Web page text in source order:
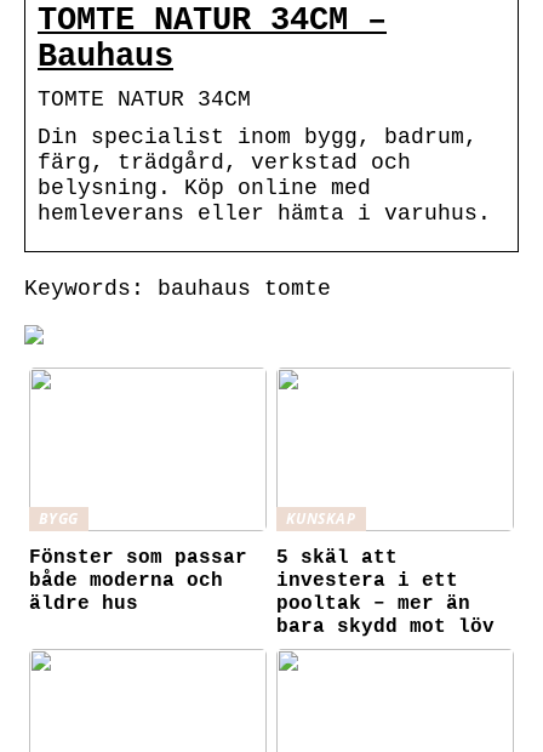
TOMTE NATUR 34CM –
Bauhaus
TOMTE NATUR 34CM
Din specialist inom bygg, badrum,
färg, trädgård, verkstad och
belysning. Köp online med
hemleverans eller hämta i varuhus.
Keywords: bauhaus tomte
BYGG
Fönster som passar
både moderna och
äldre hus
KUNSKAP
5 skäl att
investera i ett
pooltak – mer än
bara skydd mot löv